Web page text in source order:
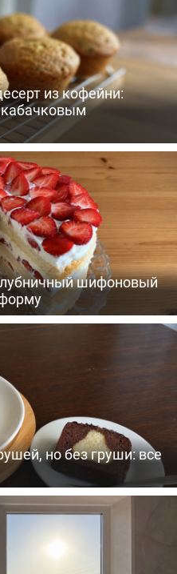
из кофейни:
шифоновый
но без груши: все